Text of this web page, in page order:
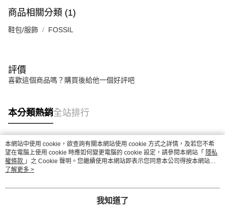
商品相關分類 (1)
鞋包/服飾 FOSSIL
評價
喜歡這個商品嗎？購買後給他一個好評吧
本分類熱銷全站排行
熱門標籤
本網站中使用 cookie，欲查詢有關本網站使用 cookie 方式之詳情，及若您不希
望在電腦上使用 cookie 時應如何變更電腦的 cookie 設定，請參閱本網站「 隱私
權條款 」之 Cookie 聲明。您繼續使用本網站即表示您同意本公司得按本網站使
用條款之 Cookie 聲明使用 cookie。
了解更多 >
我知道了